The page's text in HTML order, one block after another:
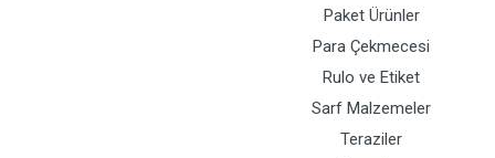
Paket Ürünler
Para Çekmecesi
Rulo ve Etiket
Sarf Malzemeler
Teraziler